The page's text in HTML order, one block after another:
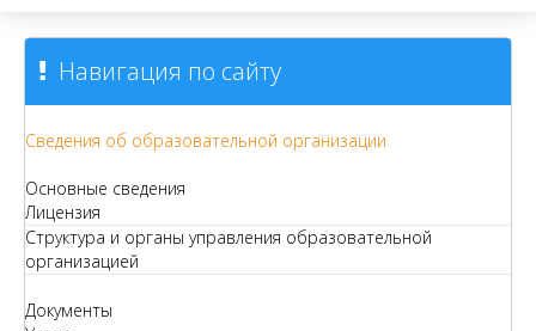
Навигация по сайту
Сведения об образовательной организации
Основные сведения
Лицензия
Структура и органы управления образовательной
организацией
Документы